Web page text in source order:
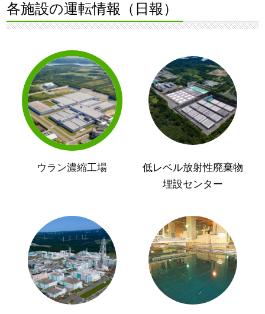
各施設の運転情報（日報）
ウラン濃縮工場
低レベル放射性廃棄物
埋設センター